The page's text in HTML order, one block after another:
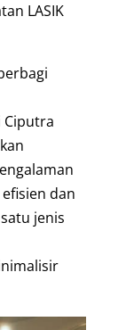
LASIK
Ciputra
dan
jenis